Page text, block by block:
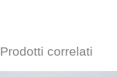
Prodotti correlati